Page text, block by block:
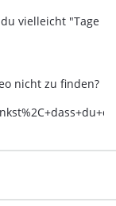
vielleicht "Tage
nicht zu finden?